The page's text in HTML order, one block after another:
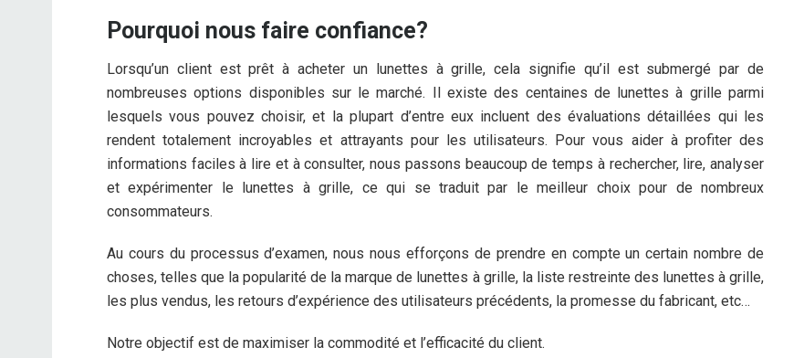
Pourquoi nous faire confiance?
Lorsqu’un client est prêt à acheter un lunettes à grille, cela signifie qu’il est submergé par de
nombreuses options disponibles sur le marché. Il existe des centaines de lunettes à grille parmi
lesquels vous pouvez choisir, et la plupart d’entre eux incluent des évaluations détaillées qui les
rendent totalement incroyables et attrayants pour les utilisateurs. Pour vous aider à profiter des
informations faciles à lire et à consulter, nous passons beaucoup de temps à rechercher, lire, analyser
et expérimenter le lunettes à grille, ce qui se traduit par le meilleur choix pour de nombreux
consommateurs.
Au cours du processus d’examen, nous nous efforçons de prendre en compte un certain nombre de
choses, telles que la popularité de la marque de lunettes à grille, la liste restreinte des lunettes à grille,
les plus vendus, les retours d’expérience des utilisateurs précédents, la promesse du fabricant, etc…
Notre objectif est de maximiser la commodité et l’efficacité du client.